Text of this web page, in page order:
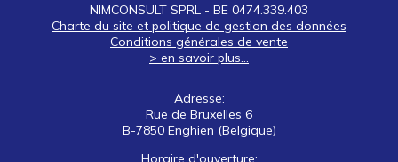
NIMCONSULT SPRL - BE 0474.339.403
Charte du site et politique de gestion des données
Conditions générales de vente
> en savoir plus...
Adresse:
Rue de Bruxelles 6
B-7850 Enghien (Belgique)
Horaire d'ouverture: